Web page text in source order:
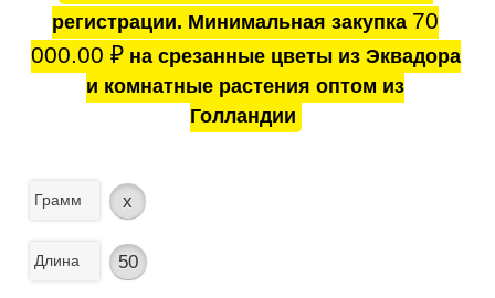
регистрации. Минимальная закупка 70
000.00 ₽на срезанные цветы из Эквадора
и комнатные растения оптом из
Голландии
Грамм x
Длина 50